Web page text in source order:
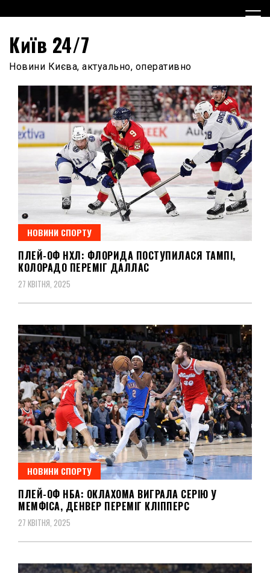
to
Київ 24/7
Новини Києва, актуально, оперативно
НОВИНИ СПОРТУ
ПЛЕЙ-ОФ НХЛ: ФЛОРИДА ПОСТУПИЛАСЯ ТАМПІ,
КОЛОРАДО ПЕРЕМІГ ДАЛЛАС
27 КВІТНЯ, 2025
НОВИНИ СПОРТУ
ПЛЕЙ-ОФ НБА: ОКЛАХОМА ВИГРАЛА СЕРІЮ У
МЕМФІСА, ДЕНВЕР ПЕРЕМІГ КЛІППЕРС
27 КВІТНЯ, 2025